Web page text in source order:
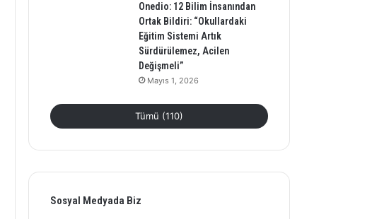
Onedio: 12 Bilim İnsanından
Ortak Bildiri: “Okullardaki
Eğitim Sistemi Artık
Sürdürülemez, Acilen
Değişmeli”
Mayıs 1, 2026
Tümü (110)
Sosyal Medyada Biz